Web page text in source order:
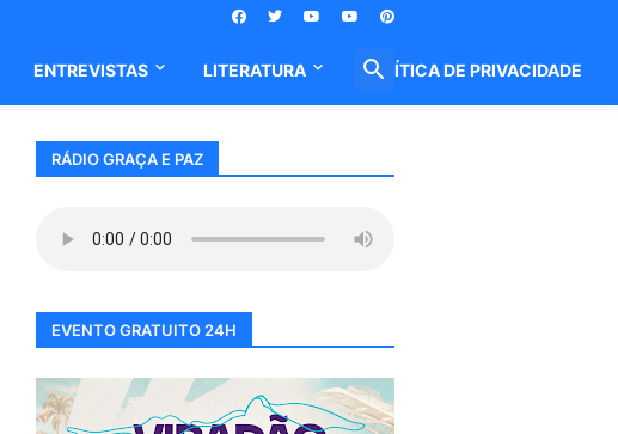
ENTREVISTAS LITERATURA POLÍTICA DE PRIVACIDADE
RÁDIO GRAÇA E PAZ
EVENTO GRATUITO 24H